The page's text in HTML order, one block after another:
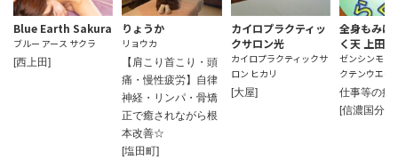
Blue Earth Sakura
ブルー アース サクラ
[西上田]
りょうか
リョウカ
【肩こり首こり・頭
痛・慢性疲労】自律
神経・リンパ・骨矯
正で癒されながら根
本改善☆
[塩田町]
カイロプラクティッ
クサロン光
カイロプラクティックサ
ロン ヒカリ
[大屋]
全身もみほ
く天 上田店
ゼンシンモミ
クテンウエダ
仕事等の
[信濃国分寺]